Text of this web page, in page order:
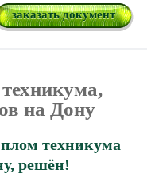
заказать документ
на Дону
техникума
решён!